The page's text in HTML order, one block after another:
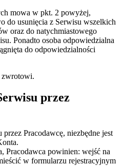
mowa w pkt. 2 powyżej,
do usunięcia z Serwisu wszelkich
oraz do natychmiastowego
Ponadto osoba odpowiedzialna
do odpowiedzialności
zwrotowi.
przez
Pracodawcę, niezbędne jest
Pracodawca powinien: wejść na
w formularzu rejestracyjnym